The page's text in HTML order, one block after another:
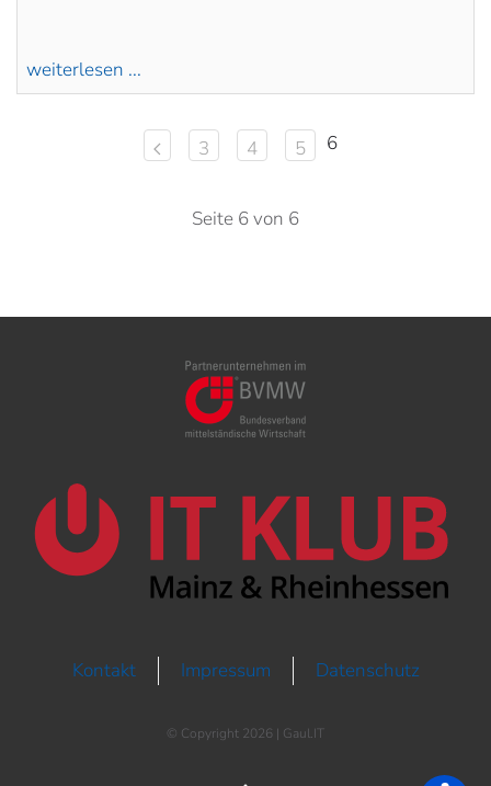
weiterlesen ...
3 4 5 6
Seite 6 von 6
Kontakt Impressum Datenschutz
© Copyright 2026 | Gaul.IT